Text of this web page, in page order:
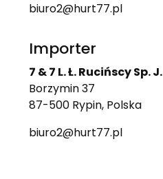
biuro2@hurt77.pl
Importer
7 & 7 L. Ł. Rucińscy Sp. J.
Borzymin 37
87-500 Rypin, Polska
biuro2@hurt77.pl